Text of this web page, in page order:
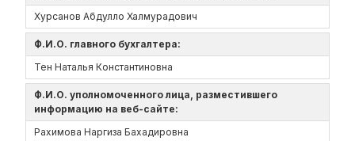
Хурсанов Абдулло Халмурадович
Ф.И.О. главного бухгалтера:
Тен Наталья Константиновна
Ф.И.О. уполномоченного лица, разместившего
информацию на веб-сайте:
Рахимова Наргиза Бахадировна